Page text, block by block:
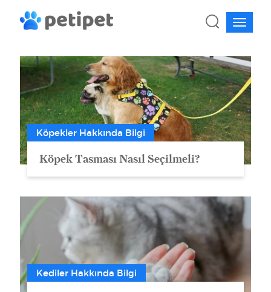
Köpekler Hakkında Bilgi
Köpek Tasması Nasıl Seçilmeli?
Kediler Hakkında Bilgi